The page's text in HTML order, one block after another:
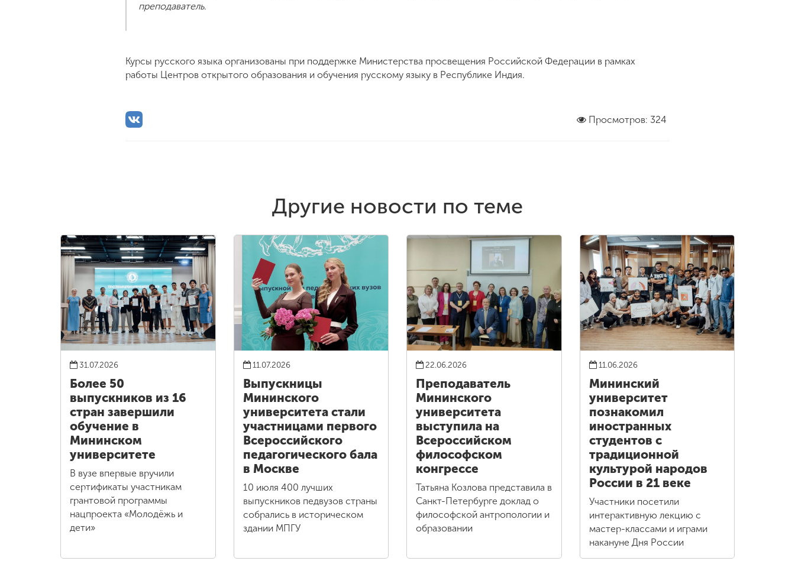
преподаватель.
Курсы русского языка организованы при поддержке Министерства просвещения Российской Федерации в рамках
работы Центров открытого образования и обучения русскому языку в Республике Индия.
Просмотров: 324
Другие новости по теме
31.07.2026
Более 50
выпускников из 16
стран завершили
обучение в
Мининском
университете
В вузе впервые вручили
сертификаты участникам
грантовой программы
нацпроекта «Молодёжь и
дети»
11.07.2026
Выпускницы
Мининского
университета стали
участницами первого
Всероссийского
педагогического бала
в Москве
10 июля 400 лучших
выпускников педвузов страны
собрались в историческом
здании МПГУ
22.06.2026
Преподаватель
Мининского
университета
выступила на
Всероссийском
философском
конгрессе
Татьяна Козлова представила в
Санкт-Петербурге доклад о
философской антропологии и
образовании
11.06.2026
Мининский
университет
познакомил
иностранных
студентов с
традиционной
культурой народов
России в 21 веке
Участники посетили
интерактивную лекцию с
мастер-классами и играми
накануне Дня России